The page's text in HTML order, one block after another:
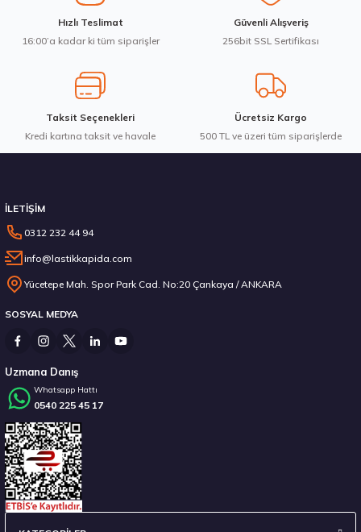
Ürün fiyatı diğer sitelerden daha pahalı.
Bu ürüne benzer farklı alternatifler olmalı.
Hankook 205/65R16C 107/105T VanTRa LT RA18 Yaz 2026
6.792,50 ₺
Stokta 12 Adet
Hızlı Teslimat
16:00’a kadar ki tüm siparişler
Güvenli Alışveriş
256bit SSL Sertifikası
Taksit Seçenekleri
Kredi kartına taksit ve havale
Ücretsiz Kargo
500 TL ve üzeri tüm siparişlerde
İLETİŞİM
0312 232 44 94
info@lastikkapida.com
Yücetepe Mah. Spor Park Cad. No:20 Çankaya / ANKARA
SOSYAL MEDYA
Uzmana Danış
Whatsapp Hattı
0540 225 45 17